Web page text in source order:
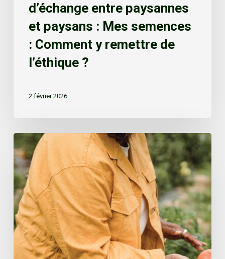
d’échange entre paysannes
et paysans : Mes semences
: Comment y remettre de
l’éthique ?
2 février 2026